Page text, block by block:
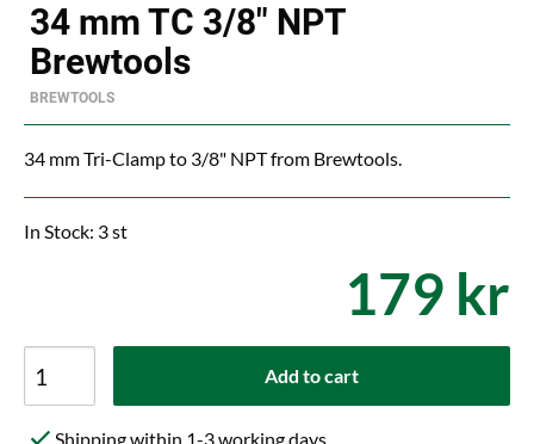
34 mm TC 3/8" NPT
Brewtools
BREWTOOLS
34 mm Tri-Clamp to 3/8" NPT from Brewtools.
In Stock: 3 st
179 kr
Add to cart
Shipping within 1-3 working days